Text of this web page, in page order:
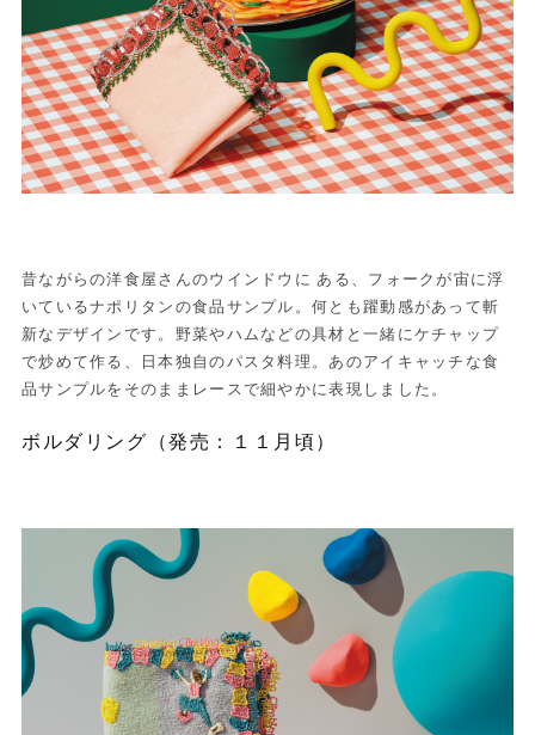
昔ながらの洋食屋さんのウインドウに ある、フォークが宙に浮
いているナポリタンの食品サンプル。何とも躍動感があって斬
新なデザインです。野菜やハムなどの具材と一緒にケチャップ
で炒めて作る、日本独自のパスタ料理。あのアイキャッチな食
品サンプルをそのままレースで細やかに表現しました。
ボルダリング（発売：１１月頃）